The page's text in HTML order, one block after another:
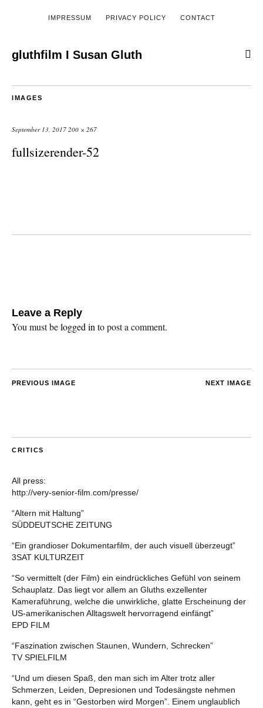
IMPRESSUM PRIVACY POLICY CONTACT
gluthfilm I Susan Gluth
IMAGES
September 13, 2017 200 × 267
fullsizerender-52
Leave a Reply
You must belogged in to post a comment.
NEXT IMAGE
PREVIOUS IMAGE
CRITICS
All press:
http://very-senior-film.com/presse/
“Altern mit Haltung”
SÜDDEUTSCHE ZEITUNG
“Ein grandioser Dokumentarfilm, der auch visuell überzeugt”
3SAT KULTURZEIT
“So vermittelt (der Film) ein eindrückliches Gefühl von seinem
Schauplatz. Das liegt vor allem an Gluths exzellenter
Kameraführung, welche die unwirkliche, glatte Erscheinung der
US-amerikanischen Alltagswelt hervorragend einfängt”
EPD FILM
“Faszination zwischen Staunen, Wundern, Schrecken”
TV SPIELFILM
“Und um diesen Spaß, den man sich im Alter trotz aller
Schmerzen, Leiden, Depresionen und Todesängste nehmen
kann, geht es in “Gestorben wird Morgen”. Einem unglaublich